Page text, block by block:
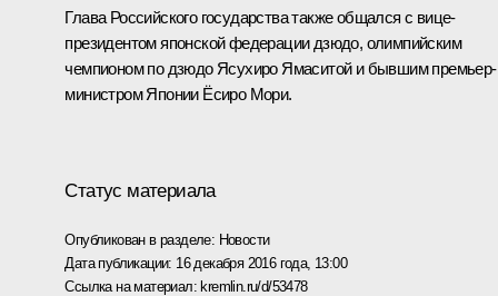
Глава Российского государства также общался с вице-
президентом японской федерации дзюдо, олимпийским
чемпионом по дзюдо Ясухиро Ямаситой и бывшим премьер-
министром Японии Ёсиро Мори.
Статус материала
Опубликован в разделе: Новости
Дата публикации: 16 декабря 2016 года, 13:00
Ссылка на материал: kremlin.ru/d/53478